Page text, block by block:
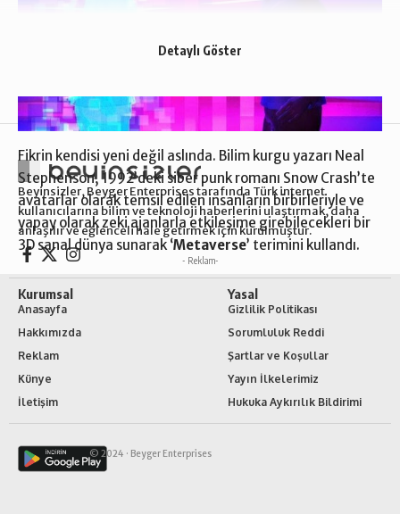
Fikrin kendisi yeni değil aslında. Bilim kurgu yazarı Neal
Stephenson, 1992’deki siber punk romanı Snow Crash’te
avatarlar olarak temsil edilen insanların birbirleriyle ve
yapay olarak zeki ajanlarla etkileşime girebilecekleri bir
3D sanal dünya sunarak ‘Metaverse’ terimini kullandı.
- Reklam-
Detaylı Göster
Beyinsizler, Beyger Enterprises tarafında Türk internet
kullanıcılarına bilim ve teknoloji haberlerini ulaştırmak, daha
anlaşılır ve eğlenceli hale getirmek için kurulmuştur.
Kurumsal
Anasayfa
Hakkımızda
Reklam
Künye
İletişim
Yasal
Gizlilik Politikası
Sorumluluk Reddi
Şartlar ve Koşullar
Yayın İlkelerimiz
Hukuka Aykırılık Bildirimi
© 2024 · Beyger Enterprises